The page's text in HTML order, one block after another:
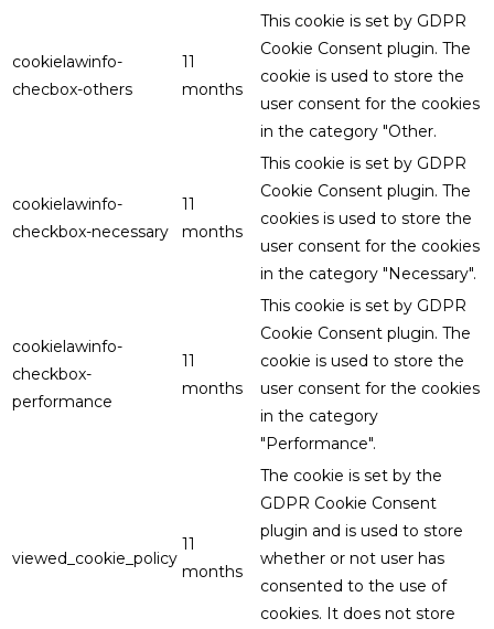
cookielawinfo-
checbox-others
11
months
This cookie is set by GDPR
Cookie Consent plugin. The
cookie is used to store the
user consent for the cookies
in the category "Other.
cookielawinfo-
checkbox-necessary
11
months
This cookie is set by GDPR
Cookie Consent plugin. The
cookies is used to store the
user consent for the cookies
in the category "Necessary".
cookielawinfo-
checkbox-
performance
11
months
This cookie is set by GDPR
Cookie Consent plugin. The
cookie is used to store the
user consent for the cookies
in the category
"Performance".
viewed_cookie_policy
11
months
The cookie is set by the
GDPR Cookie Consent
plugin and is used to store
whether or not user has
consented to the use of
cookies. It does not store